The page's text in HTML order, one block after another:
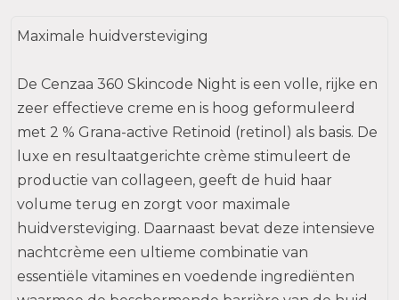
Maximale huidversteviging
De Cenzaa 360 Skincode Night is een volle, rijke en
zeer effectieve creme en is hoog geformuleerd
met 2 % Grana-active Retinoid (retinol) als basis. De
luxe en resultaatgerichte crème stimuleert de
productie van collageen, geeft de huid haar
volume terug en zorgt voor maximale
huidversteviging. Daarnaast bevat deze intensieve
nachtcrème een ultieme combinatie van
essentiële vitamines en voedende ingrediënten